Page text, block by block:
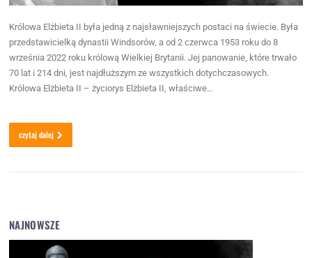
Królowa Elżbieta II była jedną z najsławniejszych postaci na świecie. Była
przedstawicielką dynastii Windsorów, a od 2 czerwca 1953 roku do 8
września 2022 roku królową Wielkiej Brytanii. Jej panowanie, które trwało
70 lat i 214 dni, jest najdłuższym ze wszystkich dotychczasowych.
Królowa Elżbieta II – życiorys Elżbieta II, właściwe…
czytaj dalej
NAJNOWSZE